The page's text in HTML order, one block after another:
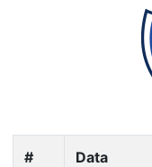
# Data